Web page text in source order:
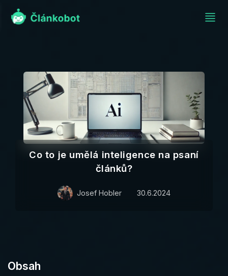
Co to je umělá inteligence na psaní
článků?
Josef Hobler 30.6.2024
Obsah